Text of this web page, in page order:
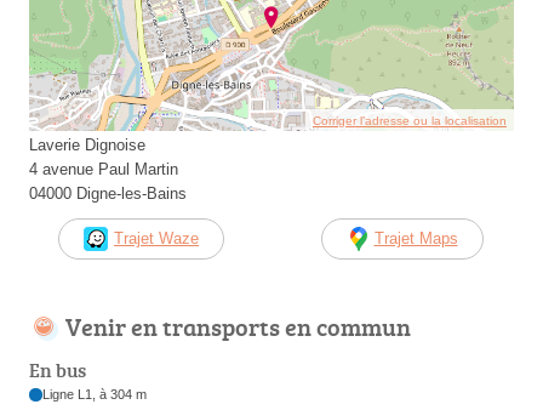
Corriger l’adresse ou la localisation
Laverie Dignoise
4 avenue Paul Martin
04000 Digne-les-Bains
Trajet Waze Trajet Maps
Venir en transports en commun
En bus
Ligne L1, à 304 m